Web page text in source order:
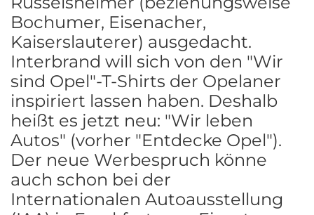
Bochumer, Eisenacher,
Kaiserslauterer) ausgedacht.
Interbrand will sich von den "Wir
sind Opel"-T-Shirts der Opelaner
inspiriert lassen haben. Deshalb
heißt es jetzt neu: "Wir leben
Autos" (vorher "Entdecke Opel").
Der neue Werbespruch könne
auch schon bei der
Internationalen Autoausstellung